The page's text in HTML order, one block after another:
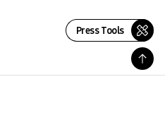
Press Tools